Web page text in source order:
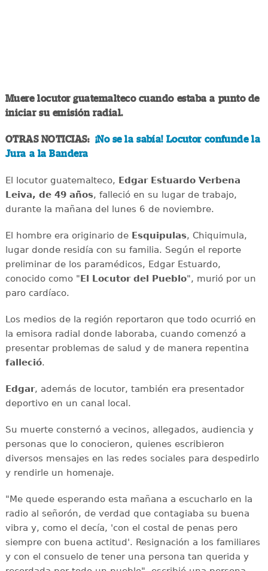
Muere locutor guatemalteco cuando estaba a punto de
iniciar su emisión radial.
OTRAS NOTICIAS: ¡No se la sabía! Locutor confunde la
Jura a la Bandera
El locutor guatemalteco, Edgar Estuardo Verbena
Leiva, de 49 años, falleció en su lugar de trabajo,
durante la mañana del lunes 6 de noviembre.
El hombre era originario de Esquipulas, Chiquimula,
lugar donde residía con su familia. Según el reporte
preliminar de los paramédicos, Edgar Estuardo,
conocido como "El Locutor del Pueblo", murió por un
paro cardíaco.
Los medios de la región reportaron que todo ocurrió en
la emisora radial donde laboraba, cuando comenzó a
presentar problemas de salud y de manera repentina
falleció.
Edgar, además de locutor, también era presentador
deportivo en un canal local.
Su muerte consternó a vecinos, allegados, audiencia y
personas que lo conocieron, quienes escribieron
diversos mensajes en las redes sociales para despedirlo
y rendirle un homenaje.
"Me quede esperando esta mañana a escucharlo en la
radio al señorón, de verdad que contagiaba su buena
vibra y, como el decía, 'con el costal de penas pero
siempre con buena actitud'. Resignación a los familiares
y con el consuelo de tener una persona tan querida y